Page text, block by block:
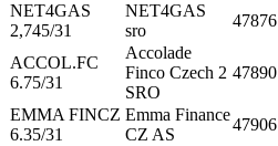
NET4GAS
2,745/31
NET4GAS
sro
47876
ACCOL.FC
6.75/31
Accolade
Finco Czech 2
SRO
47890
EMMA FINCZ
6.35/31
Emma Finance
CZ AS
47906